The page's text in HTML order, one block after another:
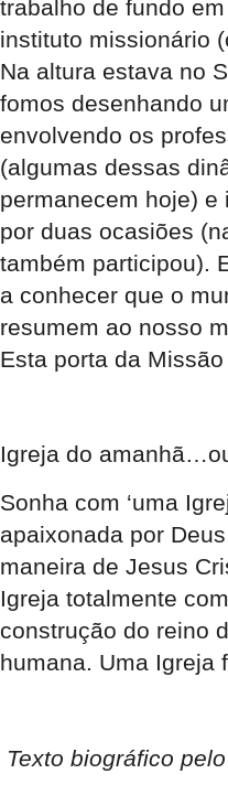
trabalho de fundo
instituto missionário
Na altura estava no
fomos desenhando
envolvendo os
(algumas dessas
permanecem hoje) e
por duas ocasiões
também participou).
a conhecer que o
resumem ao nosso
Esta porta da
Igreja do
Sonha com ‘uma
apaixonada por
maneira de Jesus
Igreja totalmente
construção do reino
humana. Uma Igreja
Texto biográfico